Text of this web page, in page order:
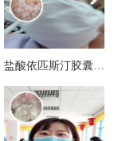
盐酸依匹斯汀胶囊多
久一个疗程是几天